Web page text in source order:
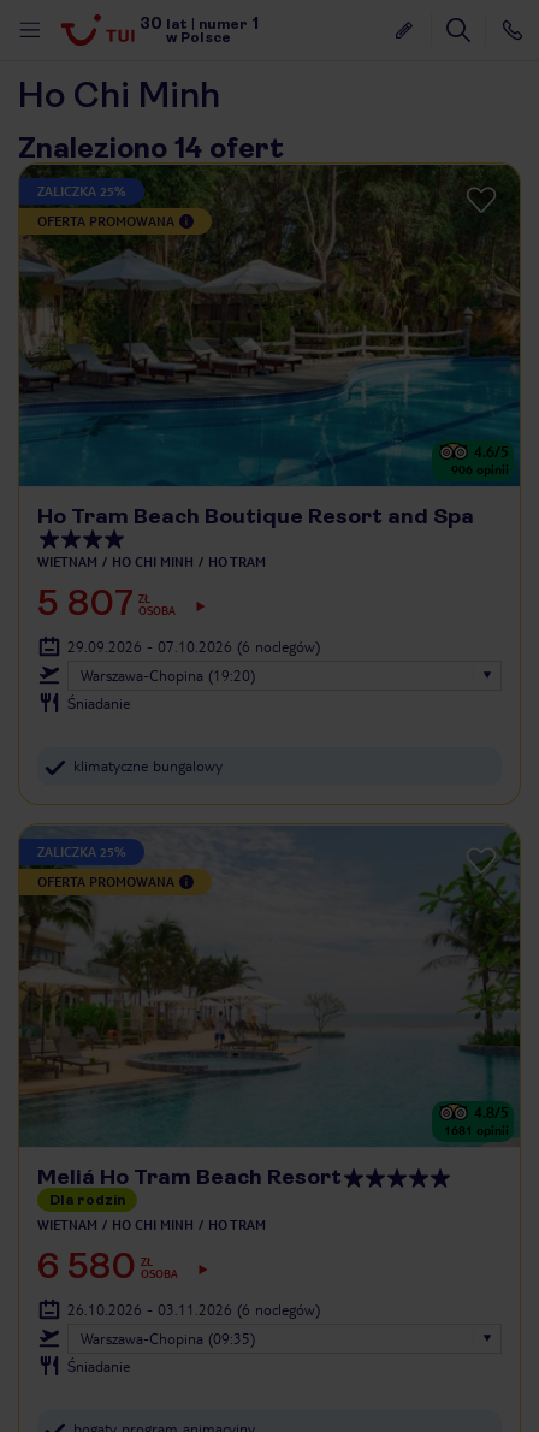
30 lat numer 1
w Polsce
Ho Chi Minh
Znaleziono 14 ofert
ZALICZKA 25%
OFERTA PROMOWANA
4.6/5
906 opinii
Ho Tram Beach Boutique Resort and Spa
WIETNAM HO CHI MINH HO TRAM
5 807 ZŁ
OSOBA
29.09.2026 - 07.10.2026 (6 noclegów)
Warszawa-Chopina (19:20)
Śniadanie
klimatyczne bungalowy
ZALICZKA 25%
OFERTA PROMOWANA
4.8/5
1681 opinii
Meliá Ho Tram Beach Resort
Dla rodzin
WIETNAM HO CHI MINH HO TRAM
6 580 ZŁ
OSOBA
26.10.2026 - 03.11.2026 (6 noclegów)
Warszawa-Chopina (09:35)
Śniadanie
bogaty program animacyjny